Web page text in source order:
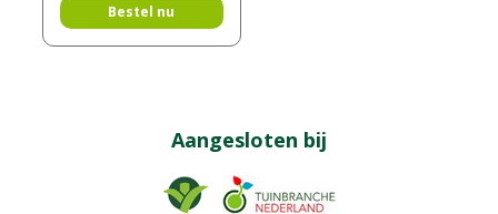
Bestel nu
Aangesloten bij